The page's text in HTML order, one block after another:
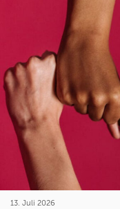
13. Juli 2026